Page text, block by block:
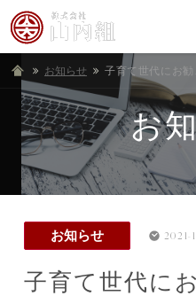
ホーム
お知らせ
お
お知らせ 2021-
子育て世代に